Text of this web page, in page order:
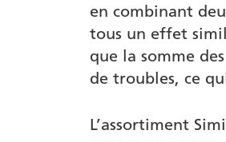
en combinant
tous un effet
que la somme
de troubles, ce
L’assortiment